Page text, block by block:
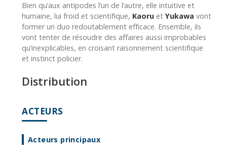
Bien qu’aux antipodes l’un de l’autre, elle intuitive et
humaine, lui froid et scientifique, Kaoru etYukawa vont
former un duo redoutablement efficace. Ensemble, ils
vont tenter de résoudre des affaires aussi improbables
qu’inexplicables, en croisant raisonnement scientifique
et instinct policier.
Distribution
ACTEURS
Acteurs principaux